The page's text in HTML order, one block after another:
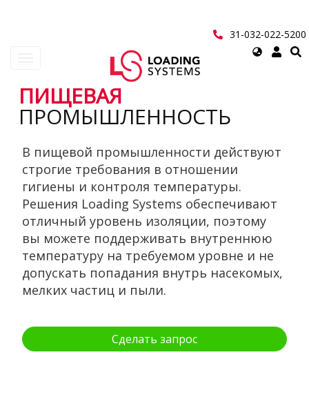
31-032-022-5200
Select
User
menu
ПИЩЕВАЯ
ПРОМЫШЛЕННОСТЬ
В пищевой промышленности действуют
строгие требования в отношении
гигиены и контроля температуры.
Решения Loading Systems обеспечивают
отличный уровень изоляции, поэтому
вы можете поддерживать внутреннюю
температуру на требуемом уровне и не
допускать попадания внутрь насекомых,
мелких частиц и пыли.
Сделать запрос